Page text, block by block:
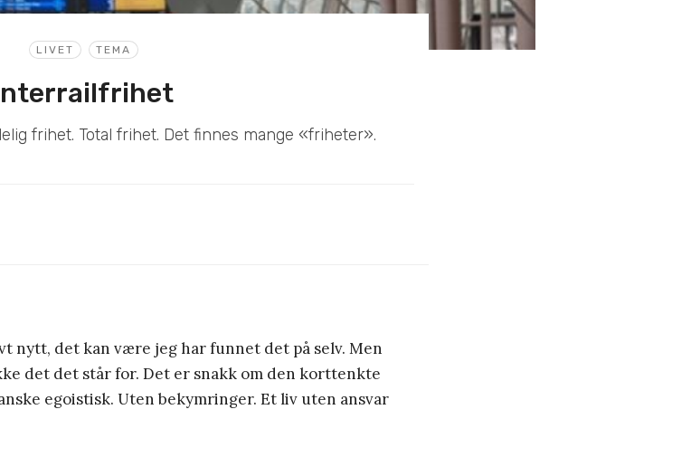
LIVET TEMA
frihet. Total frihet. Det finnes mange «friheter».
nytt, det kan være jeg har funnet det på selv. Men
det det står for. Det er snakk om den korttenkte
egoistisk. Uten bekymringer. Et liv uten ansvar